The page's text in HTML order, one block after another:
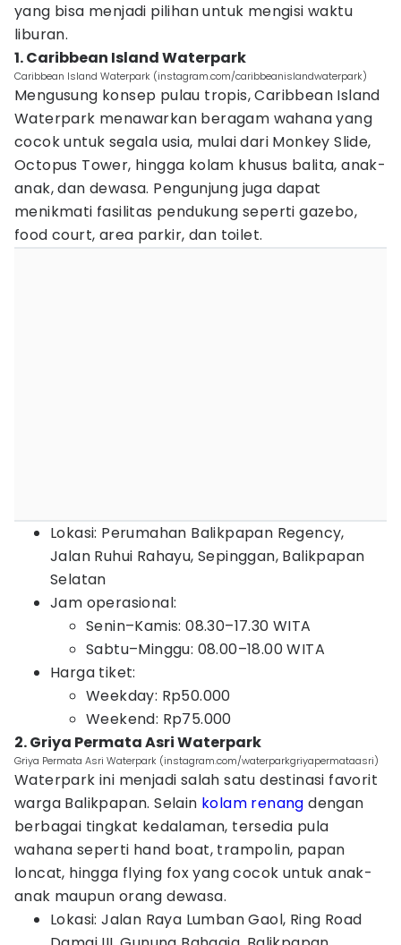
yang bisa menjadi pilihan untuk mengisi waktu
liburan.
1. Caribbean Island Waterpark
Caribbean Island Waterpark (instagram.com/caribbeanislandwaterpark)
Mengusung konsep pulau tropis, Caribbean Island
Waterpark menawarkan beragam wahana yang
cocok untuk segala usia, mulai dari Monkey Slide,
Octopus Tower, hingga kolam khusus balita, anak-
anak, dan dewasa. Pengunjung juga dapat
menikmati fasilitas pendukung seperti gazebo,
food court, area parkir, dan toilet.
Lokasi: Perumahan Balikpapan Regency,
Jalan Ruhui Rahayu, Sepinggan, Balikpapan
Selatan
Jam operasional:
Senin–Kamis: 08.30–17.30 WITA
Sabtu–Minggu: 08.00–18.00 WITA
Harga tiket:
Weekday: Rp50.000
Weekend: Rp75.000
2. Griya Permata Asri Waterpark
Griya Permata Asri Waterpark (instagram.com/waterparkgriyapermataasri)
Waterpark ini menjadi salah satu destinasi favorit
warga Balikpapan. Selain kolam renang dengan
berbagai tingkat kedalaman, tersedia pula
wahana seperti hand boat, trampolin, papan
loncat, hingga flying fox yang cocok untuk anak-
anak maupun orang dewasa.
Lokasi: Jalan Raya Lumban Gaol, Ring Road